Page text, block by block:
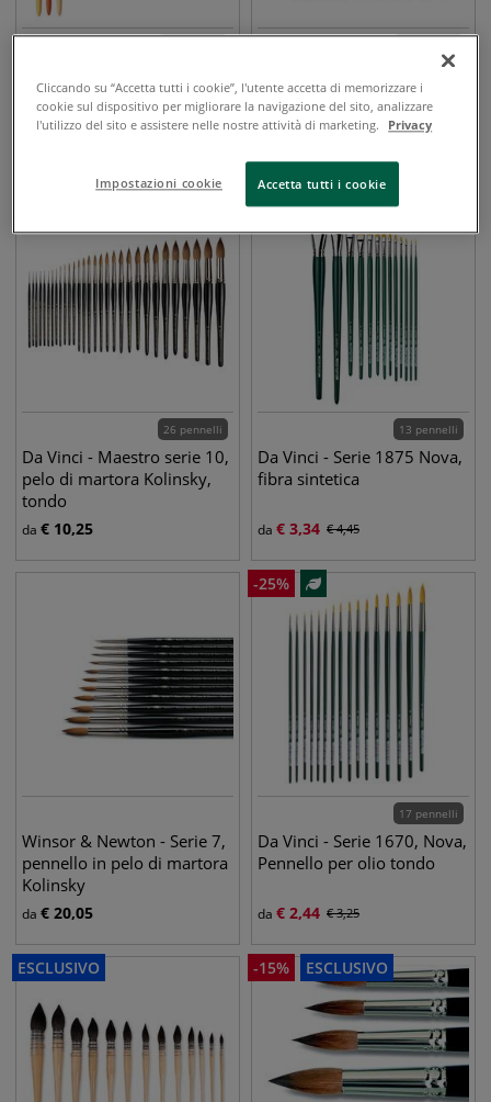
8404, Pennello per
acquerello a punta fine
Da Vinci - Serie 1870, Nova,
Pennello piatto
26 pennelli
Da Vinci - Maestro serie 10,
pelo di martora Kolinsky,
tondo
da € 10,25
13 pennelli
Da Vinci - Serie 1875 Nova,
fibra sintetica
da € 3,34 €4,45
Winsor & Newton - Serie 7,
pennello in pelo di martora
Kolinsky
da € 20,05
-25%
17 pennelli
Da Vinci - Serie 1670, Nova,
Pennello per olio tondo
da € 2,44 €3,25
ESCLUSIVO -15% ESCLUSIVO
Cliccando su “Accetta tutti i cookie”, l'utente accetta di memorizzare i
cookie sul dispositivo per migliorare la navigazione del sito, analizzare
l'utilizzo del sito e assistere nelle nostre attività di marketing.
Privacy
Impostazioni cookie Accetta tutti i cookie